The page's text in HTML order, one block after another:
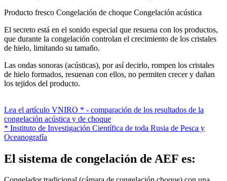
Producto fresco Congelación de choque Congelación acústica
El secreto está en el sonido especial que resuena con los productos,
que durante la congelación controlan el crecimiento de los cristales
de hielo, limitando su tamaño.
Las ondas sonoras (acústicas), por así decirlo, rompen los cristales
de hielo formados, resuenan con ellos, no permiten crecer y dañan
los tejidos del producto.
Lea el artículo VNIRO * - comparación de los resultados de la
congelación acústica y de choque
* Instituto de Investigación Científica de toda Rusia de Pesca y
Oceanografía
El sistema de congelación de AEF es: